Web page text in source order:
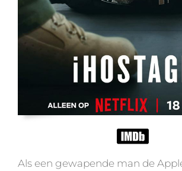
Als een gewapende man de